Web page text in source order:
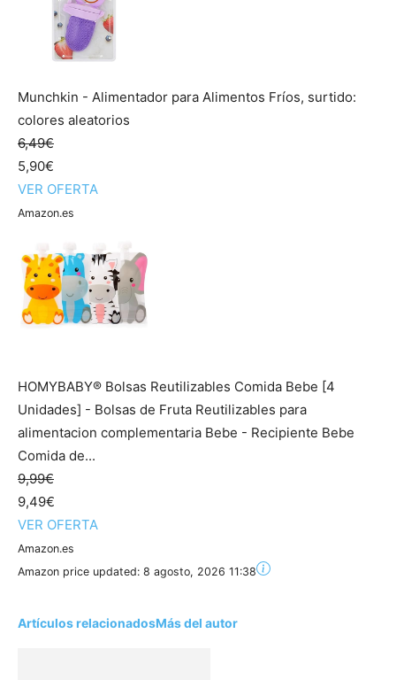
Munchkin - Alimentador para Alimentos Fríos, surtido:
colores aleatorios
6,49€
5,90€
VER OFERTA
Amazon.es
HOMYBABY® Bolsas Reutilizables Comida Bebe [4
Unidades] - Bolsas de Fruta Reutilizables para
alimentacion complementaria Bebe - Recipiente Bebe
Comida de...
9,99€
9,49€
VER OFERTA
Amazon.es
Amazon price updated: 8 agosto, 2026 11:38
Artículos relacionadosMás del autor